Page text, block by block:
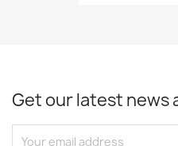
Get our latest news